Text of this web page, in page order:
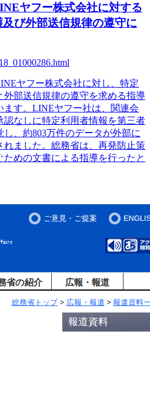
ヤフー株式会社に対する
び外部送信規律の遵守に
ヤフー株式会社に対し、特定
部送信規律の遵守を求める指導
ます。LINEヤフー社は、関連会
認なしに特定利用者情報を第三者
、約803万件のデータが外部に
ました。総務省は、再発防止策
めの文書による指導を行ったと